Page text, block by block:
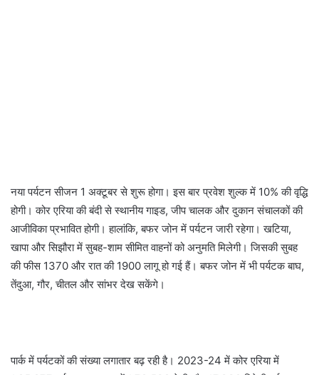
नया पर्यटन सीजन 1 अक्टूबर से शुरू होगा। इस बार प्रवेश शुल्क में 10% की वृद्धि
होगी। कोर एरिया की बंदी से स्थानीय गाइड, जीप चालक और दुकान संचालकों की
आजीविका प्रभावित होगी। हालांकि, बफर जोन में पर्यटन जारी रहेगा। खटिया,
खापा और सिझौरा में सुबह-शाम सीमित वाहनों को अनुमति मिलेगी। जिसकी सुबह
की फीस 1370 और रात की 1900 लागू हो गई हैं। बफर जोन में भी पर्यटक बाघ,
तेंदुआ, गौर, चीतल और सांभर देख सकेंगे।
पार्क में पर्यटकों की संख्या लगातार बढ़ रही है। 2023-24 में कोर एरिया में